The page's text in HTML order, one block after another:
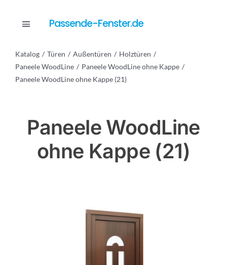
Toggle
Katalog
Anfrage
Passende-Fenster.de
Katalog Türen Außentüren
Holztüren
Paneele WoodLine
Paneele WoodLine ohne Kappe
Paneele WoodLine ohne Kappe (21)
Paneele WoodLine
ohne Kappe (21)